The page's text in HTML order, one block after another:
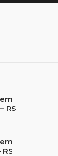
RS
RS